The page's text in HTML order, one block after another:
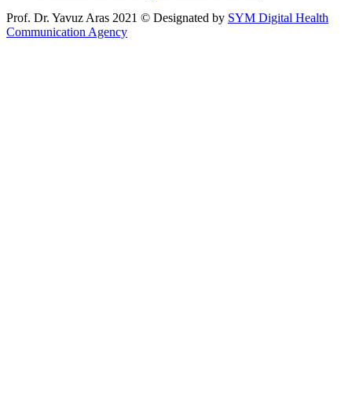
Prof. Dr. Yavuz Aras 2021 © Designated by SYM Digital Health
Communication Agency